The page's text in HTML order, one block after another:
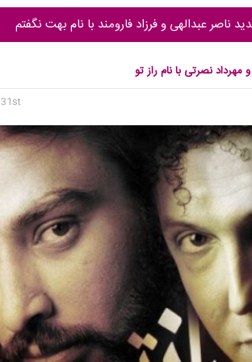
ناصر عبدالهی و فرزاد فارومند با نام بهت نگفتم
نصرتی با نام راز تو
31st دسامبر 2015